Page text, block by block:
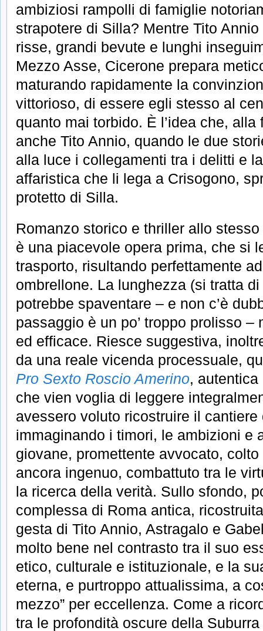
ambiziosi rampolli di famiglie
strapotere di Silla? Mentre Tito
risse, grandi bevute e lunghi
Mezzo Asse, Cicerone prepara
maturando rapidamente la
vittorioso, di essere egli stesso al
quanto mai torbido. È l’idea che,
anche Tito Annio, quando le due
alla luce i collegamenti tra i delitti e
affaristica che li lega a Crisogono,
protetto di Silla.
Romanzo storico e thriller allo
è una piacevole opera prima, che si
trasporto, risultando perfettamente
ombrellone. La lunghezza (si tratta
potrebbe spaventare – e non c’è
passaggio è un po’ troppo prolisso –
ed efficace. Riesce suggestiva,
da una reale vicenda processuale,
Pro Sexto Roscio Amerino,
che vien voglia di leggere
avessero voluto ricostruire il cantiere
immaginando i timori, le ambizioni e
giovane, promettente avvocato,
ancora ingenuo, combattuto tra le
la ricerca della verità. Sullo sfondo,
complessa di Roma antica,
gesta di Tito Annio, Astragalo e
molto bene nel contrasto tra il suo
etico, culturale e istituzionale, e la
eterna, e purtroppo attualissima, a
mezzo” per eccellenza. Come a
tra le profondità oscure della